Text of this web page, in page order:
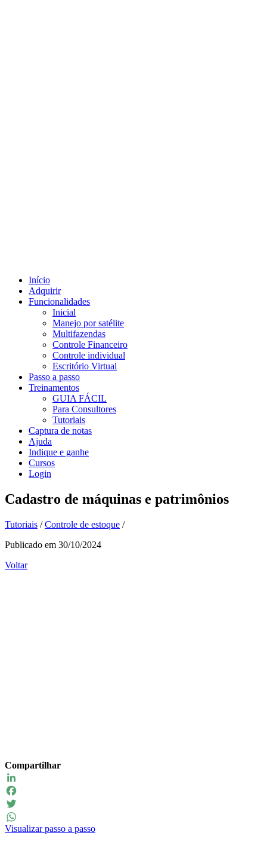
Início
Adquirir
Funcionalidades
Inicial
Manejo por satélite
Multifazendas
Controle Financeiro
Controle individual
Escritório Virtual
Passo a passo
Treinamentos
GUIA FÁCIL
Para Consultores
Tutoriais
Captura de notas
Ajuda
Indique e ganhe
Cursos
Login
Cadastro de máquinas e patrimônios
Tutoriais / Controle de estoque /
Publicado em 30/10/2024
Voltar
Compartilhar
LinkedIn
Facebook
Twitter
WhatsApp
Visualizar passo a passo